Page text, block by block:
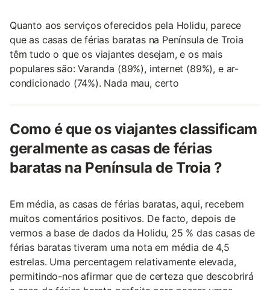
Quanto aos serviços oferecidos pela Holidu, parece
que as casas de férias baratas na Península de Troia
têm tudo o que os viajantes desejam, e os mais
populares são: Varanda (89%), internet (89%), e ar-
condicionado (74%). Nada mau, certo
Como é que os viajantes classificam
geralmente as casas de férias
baratas na Península de Troia ?
Em média, as casas de férias baratas, aqui, recebem
muitos comentários positivos. De facto, depois de
vermos a base de dados da Holidu, 25 % das casas de
férias baratas tiveram uma nota em média de 4,5
estrelas. Uma percentagem relativamente elevada,
permitindo-nos afirmar que de certeza que descobrirá